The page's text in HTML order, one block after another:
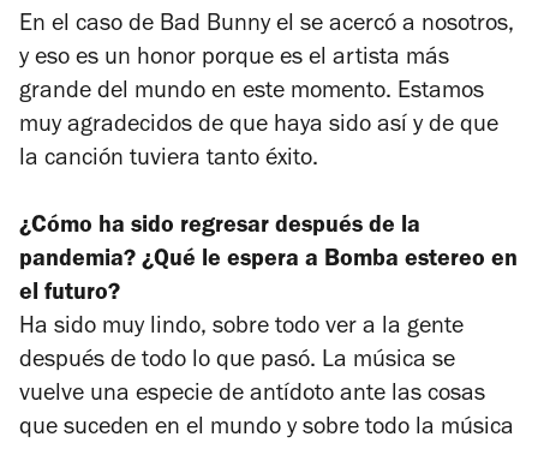
En el caso de Bad Bunny el se acercó a nosotros,
y eso es un honor porque es el artista más
grande del mundo en este momento. Estamos
muy agradecidos de que haya sido así y de que
la canción tuviera tanto éxito.
¿Cómo ha sido regresar después de la
pandemia? ¿Qué le espera a Bomba estereo en
el futuro?
Ha sido muy lindo, sobre todo ver a la gente
después de todo lo que pasó. La música se
vuelve una especie de antídoto ante las cosas
que suceden en el mundo y sobre todo la música